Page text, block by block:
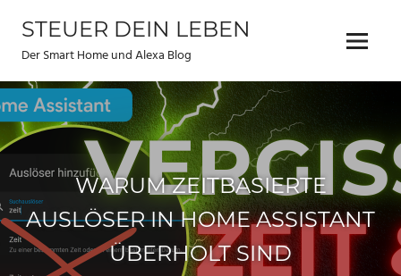
Inhalt
springen
STEUER DEIN LEBEN
Der Smart Home und Alexa Blog Menu
WARUM ZEITBASIERTE
AUSLÖSER IN HOME ASSISTANT
ÜBERHOLT SIND